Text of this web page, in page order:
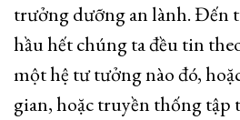
trưởng dưỡng an lành. Đến
hầu hết chúng ta đều tin
một hệ tư tưởng nào đó,
gian, hoặc truyền thống tập